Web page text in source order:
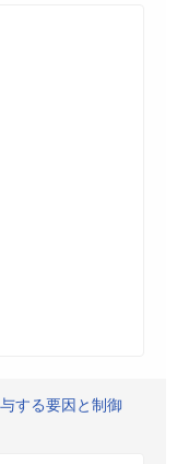
する要因と制御